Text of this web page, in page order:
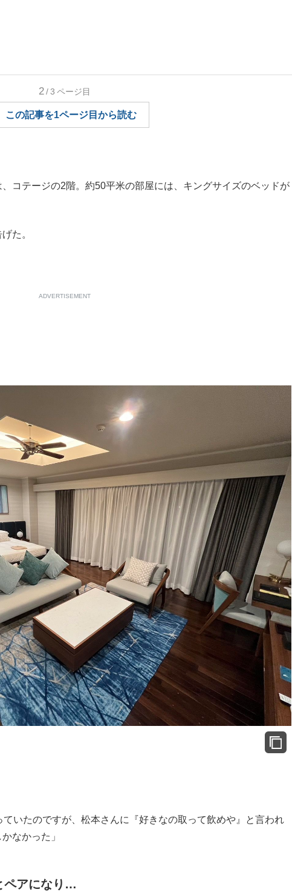
カー日本代表・森保一監督...
2/3 ページ目
この記事を1ページ目から読む
コテージの2階。約50平米の部屋には、キングサイズのベッドが
た。
ADVERTISEMENT
ていたのですが、松本さんに『好きなの取って飲めや』と言われ
なかった」
ペアになり…